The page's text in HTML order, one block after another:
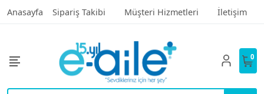
Anasayfa Sipariş Takibi Müşteri Hizmetleri İletişim
0